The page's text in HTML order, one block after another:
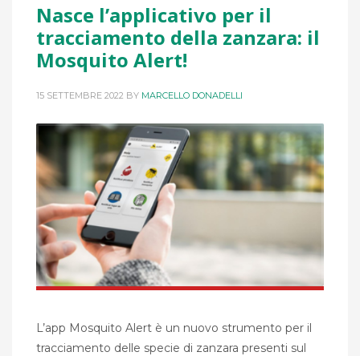
Nasce l’applicativo per il
tracciamento della zanzara: il
Mosquito Alert!
15 SETTEMBRE 2022 BY MARCELLO DONADELLI
L’app Mosquito Alert è un nuovo strumento per il
tracciamento delle specie di zanzara presenti sul